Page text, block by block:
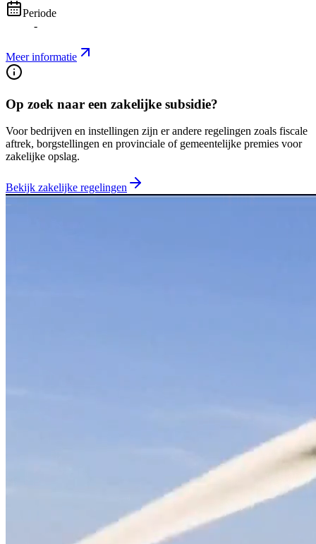
Periode
-
Meer informatie
Op zoek naar een zakelijke subsidie?
Voor bedrijven en instellingen zijn er andere regelingen zoals fiscale
aftrek, borgstellingen en provinciale of gemeentelijke premies voor
zakelijke opslag.
Bekijk zakelijke regelingen